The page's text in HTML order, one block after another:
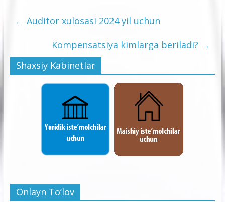
← Auditor xulosasi 2024 yil uchun
Kompensatsiya kimlarga beriladi? →
Shaxsiy Kabinetlar
Onlayn To’lov